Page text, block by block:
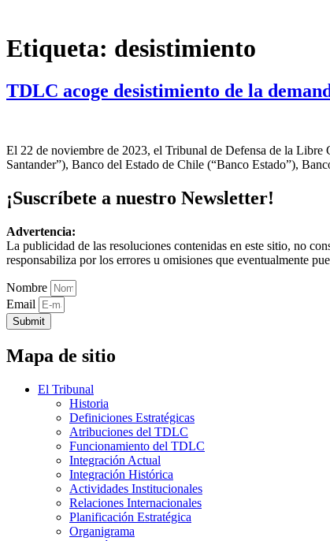
Etiqueta: desistimiento
TDLC acoge desistimiento de la
El 22 de noviembre de 2023, el Tribunal de Defensa de la
Santander”), Banco del Estado de Chile (“Banco Estado”),
¡Suscríbete a nuestro Newsletter!
Advertencia:
La publicidad de las resoluciones contenidas en este sitio, no
responsabiliza por los errores u omisiones que eventualmente
Nombre
Email
Submit
Mapa de sitio
El Tribunal
Historia
Definiciones Estratégicas
Atribuciones del TDLC
Funcionamiento del TDLC
Integración Actual
Integración Histórica
Actividades Institucionales
Relaciones Internacionales
Planificación Estratégica
Organigrama